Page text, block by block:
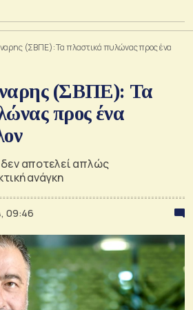
(ΣΒΠΕ): Τα πλαστικά πυλώνας προς ένα
(ΣΒΠΕ): Τα
προς ένα
αποτελεί απλώς
ανάγκη
09:46